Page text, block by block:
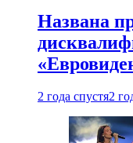
Названа
2 года спустя2